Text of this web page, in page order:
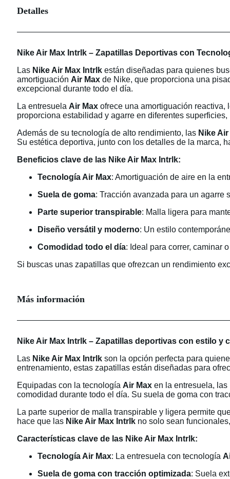
Detalles
Nike Air Max Intrlk – Zapatillas Deportivas con
Las Nike Air Max Intrlk están diseñadas para quienes
amortiguación Air Max de Nike, que proporciona una
excepcional durante todo el día.
La entresuela Air Max ofrece una amortiguación reactiva,
proporciona estabilidad y agarre en diferentes
Además de su tecnología de alto rendimiento, las Nike
Su estética deportiva, junto con los detalles de la marca,
Beneficios clave de las Nike Air Max Intrlk:
Tecnología Air Max: Amortiguación de aire en la
Suela de goma: Tracción avanzada para un agarre
Parte superior transpirable: Malla ligera para
Diseño versátil y moderno: Un estilo
Comodidad todo el día: Ideal para correr, caminar
Si buscas unas zapatillas que ofrezcan un rendimiento
Más información
Nike Air Max Intrlk – Zapatillas deportivas con estilo y
Las Nike Air Max Intrlk son la opción perfecta para
entrenamiento, estas zapatillas están diseñadas para
Equipadas con la tecnología Air Max en la entresuela, las
comodidad durante todo el día. Su suela de goma con
La parte superior de malla transpirable y ligera permite
hace que las Nike Air Max Intrlk no solo sean
Características clave de las Nike Air Max Intrlk:
Tecnología Air Max: La entresuela con tecnología
Suela de goma con tracción optimizada: Suela